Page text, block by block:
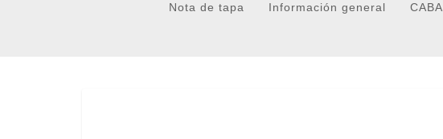
Nota de tapa Información general CABA